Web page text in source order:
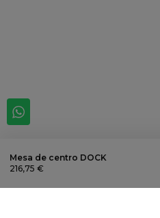
Mesa de centro DOCK
216,75 €